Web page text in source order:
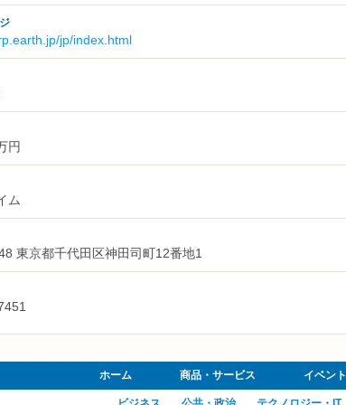
jp/index.html
円
ム
東京都千代田区神田司町12番地1
ホーム 商品・サービス イベント